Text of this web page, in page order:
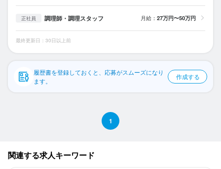
掲載をご検討の店舗様へ
食べログ求人PRESS
プライバシーポリシー
利用規約
企業情報
正社員 調理師・調理スタッフ 月給： 27万円〜50万円
最終更新日：30日以上前
履歴書を登録しておくと、応募がスムーズになり
ます。
作成する
1
関連する求人キーワード